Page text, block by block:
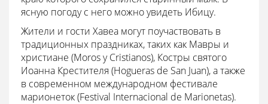
ясную погоду с него можно увидеть Ибицу.
Жители и гости Хавеа могут поучаствовать в
традиционных праздниках, таких как Мавры и
христиане (Moros y Cristianos), Костры святого
Иоанна Крестителя (Hogueras de San Juan), а также
в современном международном фестивале
марионеток (Festival Internacional de Marionetas).